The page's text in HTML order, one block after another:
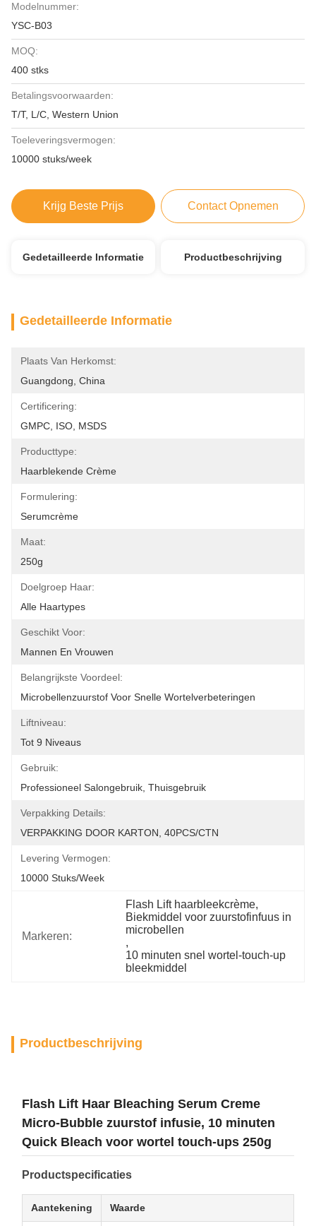
Modelnummer:
YSC-B03
MOQ:
400 stks
Betalingsvoorwaarden:
T/T, L/C, Western Union
Toeleveringsvermogen:
10000 stuks/week
Krijg Beste Prijs Contact Opnemen
Gedetailleerde Informatie Productbeschrijving
Gedetailleerde Informatie
Plaats Van Herkomst:
Guangdong, China
Certificering:
GMPC, ISO, MSDS
Producttype:
Haarblekende Crème
Formulering:
Serumcrème
Maat:
250g
Doelgroep Haar:
Alle Haartypes
Geschikt Voor:
Mannen En Vrouwen
Belangrijkste Voordeel:
Microbellenzuurstof Voor Snelle Wortelverbeteringen
Liftniveau:
Tot 9 Niveaus
Gebruik:
Professioneel Salongebruik, Thuisgebruik
Verpakking Details:
VERPAKKING DOOR KARTON, 40PCS/CTN
Levering Vermogen:
10000 Stuks/week
Markeren:
Flash Lift haarbleekcrème,
Biekmiddel voor zuurstofinfuus in
microbellen
,
10 minuten snel wortel-touch-up
bleekmiddel
Productbeschrijving
Flash Lift Haar Bleaching Serum Creme ️
Micro-Bubble zuurstof infusie, 10 minuten
Quick Bleach voor wortel touch-ups 250g
Productspecificaties
Aantekening Waarde